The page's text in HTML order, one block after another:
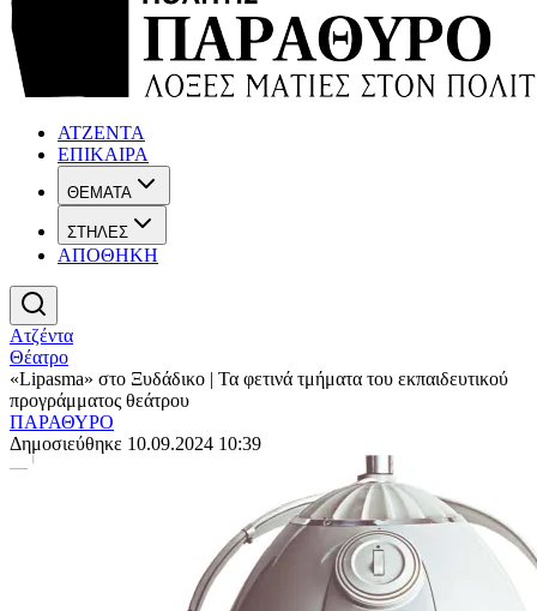
ΑΤΖΕΝΤΑ
ΕΠΙΚΑΙΡΑ
ΘΕΜΑΤΑ
ΣΤΗΛΕΣ
ΑΠΟΘΗΚΗ
Ατζέντα
Θέατρο
«Lipasma» στο Ξυδάδικο | Τα φετινά τμήματα του εκπαιδευτικού
προγράμματος θεάτρου
ΠΑΡΑΘΥΡΟ
Δημοσιεύθηκε 10.09.2024 10:39